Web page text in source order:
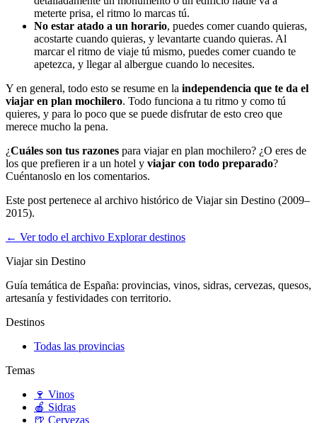
meterte prisa, el ritmo lo marcas tú.
No estar atado a un horario, puedes comer cuando quieras,
acostarte cuando quieras, y levantarte cuando quieras. Al
marcar el ritmo de viaje tú mismo, puedes comer cuando te
apetezca, y llegar al albergue cuando lo necesites.
Y en general, todo esto se resume en la independencia que te da el
viajar en plan mochilero. Todo funciona a tu ritmo y como tú
quieres, y para lo poco que se puede disfrutar de esto creo que
merece mucho la pena.
¿Cuáles son tus razones para viajar en plan mochilero? ¿O eres de
los que prefieren ir a un hotel y viajar con todo preparado?
Cuéntanoslo en los comentarios.
Este post pertenece al archivo histórico de Viajar sin Destino (2009–
2015).
← Ver todo el archivo Explorar destinos
Viajar sin Destino
Guía temática de España: provincias, vinos, sidras, cervezas, quesos,
artesanía y festividades con territorio.
Destinos
Todas las provincias
Temas
🍷 Vinos
🍎 Sidras
🍺 Cervezas